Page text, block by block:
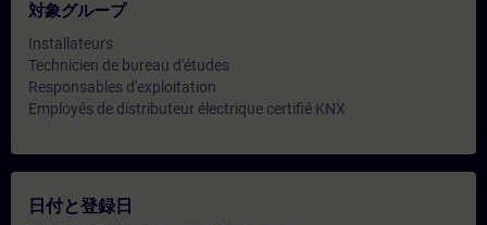
対象グループ
Installateurs
Technicien de bureau d'études
Responsables d'exploitation
Employés de distributeur électrique certifié KNX
日付と登録日